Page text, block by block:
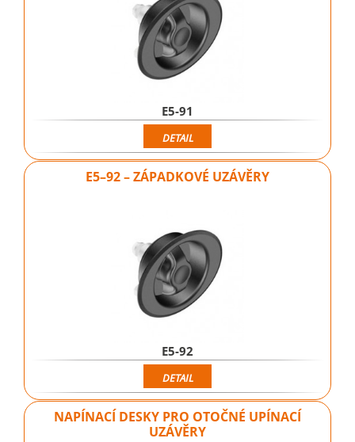
E5-91
DETAIL
E5–92 – ZÁPADKOVÉ UZÁVĚRY
E5-92
DETAIL
NAPÍNACÍ DESKY PRO OTOČNÉ UPÍNACÍ
UZÁVĚRY